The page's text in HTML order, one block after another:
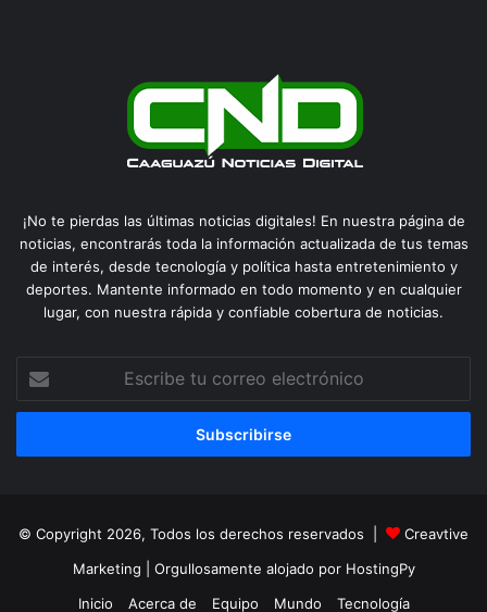
¡No te pierdas las últimas noticias digitales! En nuestra página de
noticias, encontrarás toda la información actualizada de tus temas
de interés, desde tecnología y política hasta entretenimiento y
deportes. Mantente informado en todo momento y en cualquier
lugar, con nuestra rápida y confiable cobertura de noticias.
correo
© Copyright 2026, Todos los derechos reservados |
Creavtive
Marketing | Orgullosamente alojado por HostingPy
Inicio
Acerca de Equipo Mundo Tecnología